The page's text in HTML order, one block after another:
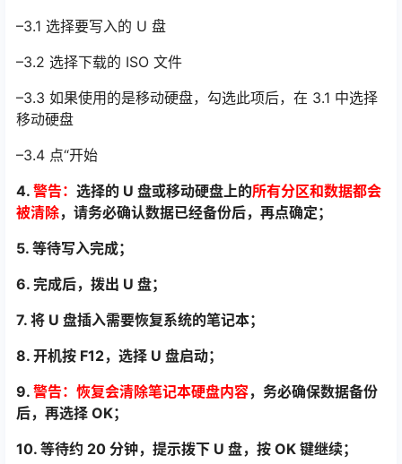
–3.1 选择要写入的 U 盘
–3.2 选择下载的 ISO 文件
–3.3 如果使用的是移动硬盘，勾选此项后，在 3.1 中选择
移动硬盘
–3.4 点“开始
4. 警告： 选择的 U 盘或移动硬盘上的所有分区和数据都会
被清除，请务必确认数据已经备份后，再点确定；
5. 等待写入完成；
6. 完成后，拨出 U 盘；
7. 将 U 盘插入需要恢复系统的笔记本；
8. 开机按 F12，选择 U 盘启动；
9. 警告：恢复会清除笔记本硬盘内容，务必确保数据备份
后，再选择 OK；
10. 等待约 20 分钟，提示拨下 U 盘，按 OK 键继续；